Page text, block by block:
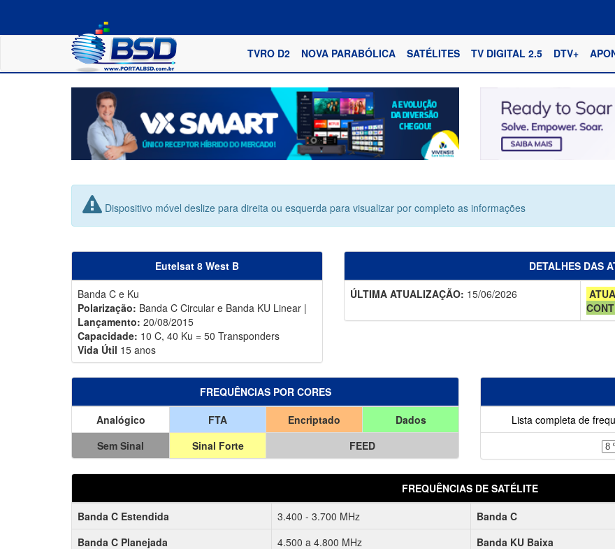
TVRO D2 NOVA PARABÓLICA SATÉLITES TV DIGITAL 2.5 DTV+
Dispositivo móvel deslize para direita ou esquerda para visualizar por completo as informações
Eutelsat 8 West B
Banda C e Ku
Polarização: Banda C Circular e Banda KU Linear |
Lançamento: 20/08/2015
Capacidade: 10 C, 40 Ku = 50 Transponders
Vida Útil 15 anos
DETALHES DAS
ÚLTIMA ATUALIZAÇÃO: 15/06/2026
FREQUÊNCIAS POR CORES
Analógico
FTA Encriptado
Dados
Sem Sinal
Sinal Forte FEED
Lista completa de
FREQUÊNCIAS DE SATÉLITE
Banda C Estendida
3.400 - 3.700 MHz Banda C
Banda C Planejada
4.500 a 4.800 MHz Banda KU Baixa